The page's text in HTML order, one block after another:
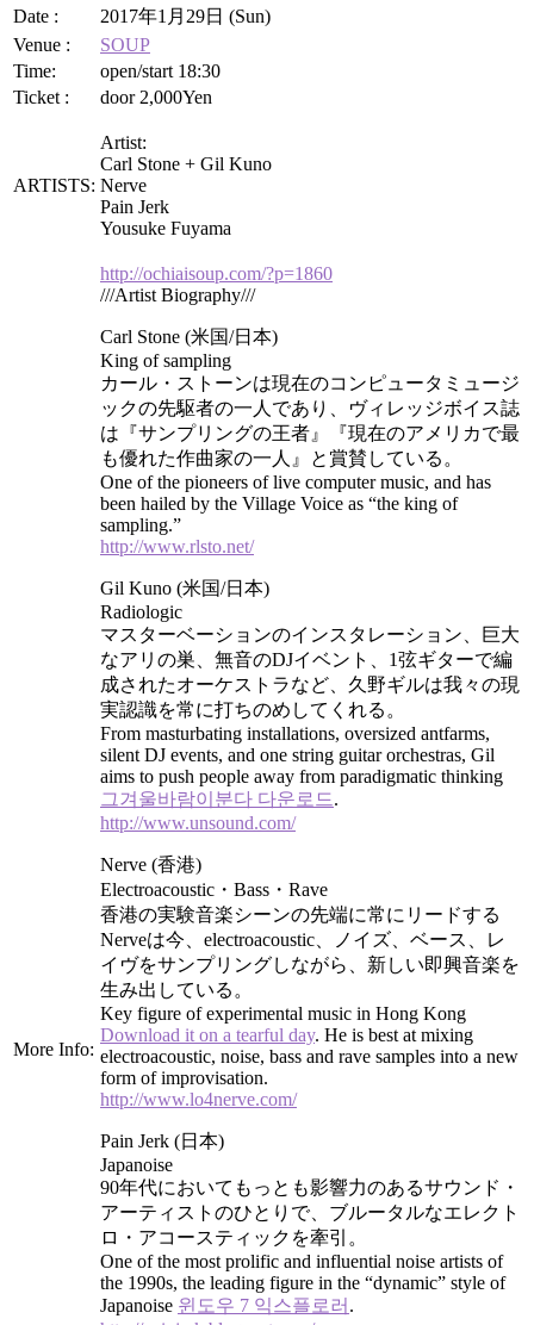
Date :
2017年1月29日 (Sun)
Venue :
SOUP
Time:
open/start 18:30
Ticket :
door 2,000Yen
ARTISTS:
Artist:
Carl Stone + Gil Kuno
Nerve
Pain Jerk
Yousuke Fuyama
More Info:
http://ochiaisoup.com/?p=1860
///Artist Biography///
Carl Stone (米国/日本)
King of sampling
カール・ストーンは現在のコンピュータミュージ
ックの先駆者の一人であり、ヴィレッジボイス誌
は『サンプリングの王者』『現在のアメリカで最
も優れた作曲家の一人』と賞賛している。
One of the pioneers of live computer music, and has
been hailed by the Village Voice as “the king of
sampling.”
http://www.rlsto.net/
Gil Kuno (米国/日本)
Radiologic
マスターベーションのインスタレーション、巨大
なアリの巣、無音のDJイベント、1弦ギターで編
成されたオーケストラなど、久野ギルは我々の現
実認識を常に打ちのめしてくれる。
From masturbating installations, oversized antfarms,
silent DJ events, and one string guitar orchestras, Gil
aims to push people away from paradigmatic thinking
그겨울바람이분다 다운로드.
http://www.unsound.com/
Nerve (香港)
Electroacoustic・Bass・Rave
香港の実験音楽シーンの先端に常にリードする
Nerveは今、electroacoustic、ノイズ、ベース、レ
イヴをサンプリングしながら、新しい即興音楽を
生み出している。
Key figure of experimental music in Hong Kong
Download it on a tearful day. He is best at mixing
electroacoustic, noise, bass and rave samples into a new
form of improvisation.
http://www.lo4nerve.com/
Pain Jerk (日本)
Japanoise
90年代においてもっとも影響力のあるサウンド・
アーティストのひとりで、ブルータルなエレクト
ロ・アコースティックを牽引。
One of the most prolific and influential noise artists of
the 1990s, the leading figure in the “dynamic” style of
Japanoise 윈도우 7 익스플로러 .